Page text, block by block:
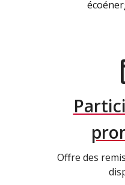
Offre des